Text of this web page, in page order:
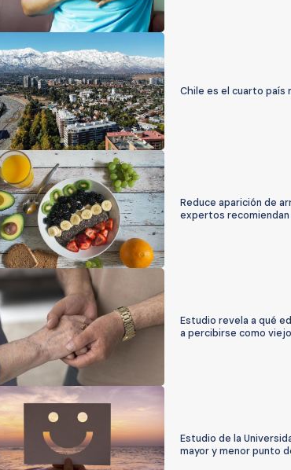
Chile es el cuarto país
Reduce aparición de
expertos recomiendan
Estudio revela a qué
a percibirse como
Estudio de la
mayor y menor punto